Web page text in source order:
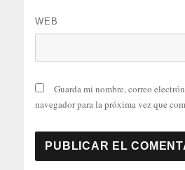
WEB
Guarda mi nombre, correo
navegador para la próxima vez que